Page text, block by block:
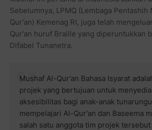
Sebelumnya, LPMQ (Lembaga Pentashih
Qur'an) Kemenag RI, juga telah
Qur'an huruf Braille yang diperuntukkan
Difabel Tunanetra.
Mushaf Al-Qur'an Bahasa Isyarat
projek yang bertujuan untuk
aksesibilitas bagi anak-anak
mempelajari Al-Qur'an dan Baseema
salah satu anggota tim projek